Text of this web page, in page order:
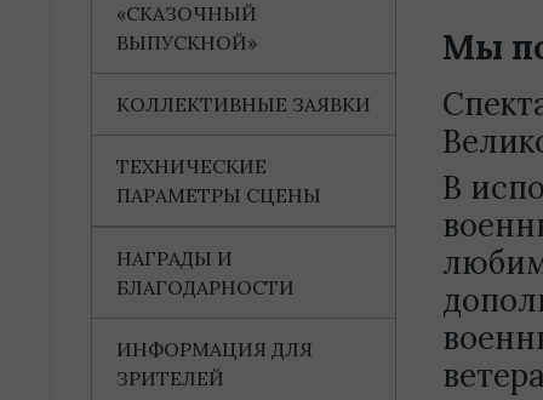
Мы
В
«СКАЗОЧНЫЙ
ВЫПУСКНОЙ»
КОЛЛЕКТИВНЫЕ ЗАЯВКИ
ТЕХНИЧЕСКИЕ
ПАРАМЕТРЫ СЦЕНЫ
НАГРАДЫ И
БЛАГОДАРНОСТИ
ИНФОРМАЦИЯ ДЛЯ
ЗРИТЕЛЕЙ